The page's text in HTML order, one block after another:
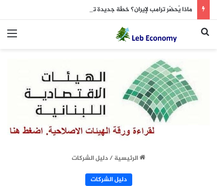
ماذا يُحضّر ترامب لإيران؟ خطّة جديدة تخصّ “هرمز”
بحث عن
الرئيسية/دليل الشركات
دليل الشركات